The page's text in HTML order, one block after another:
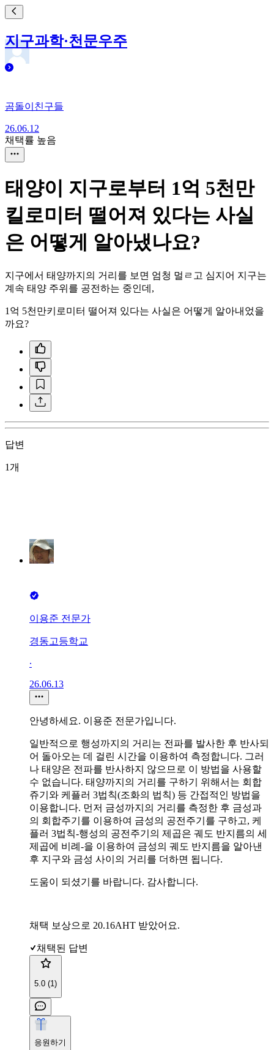
지구과학·천문우주
곰돌이친구들
26.06.12
채택률 높음
태양이 지구로부터 1억 5천만
킬로미터 떨어져 있다는 사실
은 어떻게 알아냈나요?
지구에서 태양까지의 거리를 보면 엄청 멀ㄹ고 심지어 지구는
계속 태양 주위를 공전하는 중인데,
1억 5천만키로미터 떨어져 있다는 사실은 어떻게 알아내었을
까요?
답변
1개
이용준 전문가
경동고등학교
∙
26.06.13
안녕하세요. 이용준 전문가입니다.
일반적으로 행성까지의 거리는 전파를 발사한 후 반사되
어 돌아오는 데 걸린 시간을 이용하여 측정합니다. 그러
나 태양은 전파를 반사하지 않으므로 이 방법을 사용할
수 없습니다. 태양까지의 거리를 구하기 위해서는 회합
쥬기와 케플러 3법칙(조화의 법칙) 등 간접적인 방법을
이용합니다. 먼저 금성까지의 거리를 측정한 후 금성과
의 회합주기를 이용하여 금성의 공전주기를 구하고, 케
플러 3법칙-행성의 공전주기의 제곱은 궤도 반지름의 세
제곱에 비례-을 이용하여 금성의 궤도 반지름을 알아낸
후 지구와 금성 사이의 거리를 더하면 됩니다.
도움이 되셨기를 바랍니다. 감사합니다.
채택 보상으로 20.16AHT 받았어요.
채택된 답변
5.0 (1)
응원하기